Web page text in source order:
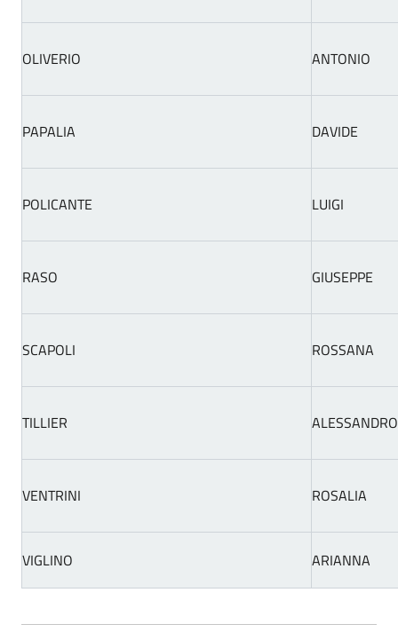
OLIVERIO ANTONIO
PAPALIA DAVIDE
POLICANTE LUIGI
RASO GIUSEPPE
SCAPOLI ROSSANA
TILLIER ALESSANDRO
VENTRINI ROSALIA
VIGLINO ARIANNA